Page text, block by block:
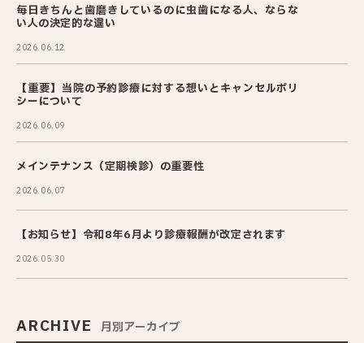
毎日きちんと歯磨きしているのに虫歯になる人、ならな
い人の決定的な違い
2026.06.12
【重要】当院の予約診療に対する想いとキャンセルポリ
シーについて
2026.06.09
メインテナンス（定期検診）の重要性
2026.06.07
【お知らせ】令和8年6月より診療報酬が改定されます
2026.05.30
ARCHIVE 月別アーカイブ